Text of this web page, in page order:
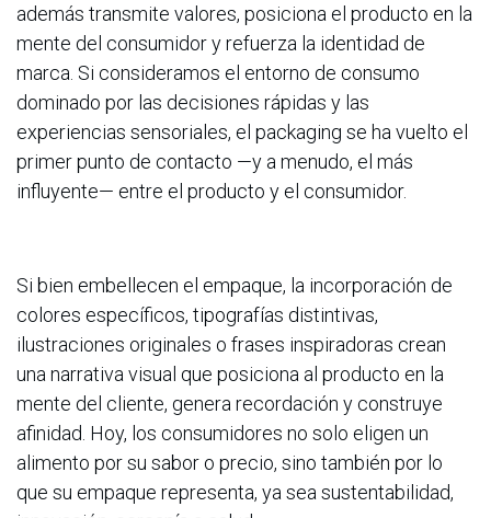
además transmite valores, posiciona el producto en la
mente del consumidor y refuerza la identidad de
marca. Si consideramos el entorno de consumo
dominado por las decisiones rápidas y las
experiencias sensoriales, el packaging se ha vuelto el
primer punto de contacto —y a menudo, el más
influyente— entre el producto y el consumidor.
Si bien embellecen el empaque, la incorporación de
colores específicos, tipografías distintivas,
ilustraciones originales o frases inspiradoras crean
una narrativa visual que posiciona al producto en la
mente del cliente, genera recordación y construye
afinidad. Hoy, los consumidores no solo eligen un
alimento por su sabor o precio, sino también por lo
que su empaque representa, ya sea sustentabilidad,